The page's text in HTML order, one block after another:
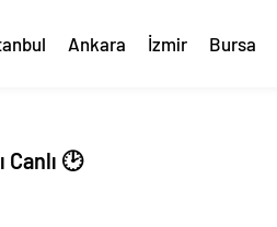
Ankara İzmir Bursa
🕑